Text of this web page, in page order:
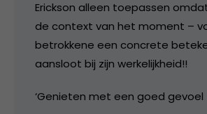
Erickson alleen toepassen
de context van het moment –
betrokkene een concrete
aansloot bij zijn werkelijkheid!!
‘Genieten met een goed gevoel